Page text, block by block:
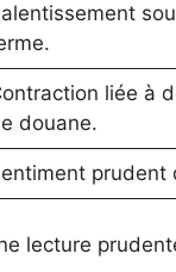
liée à
douane.
prudent
lecture